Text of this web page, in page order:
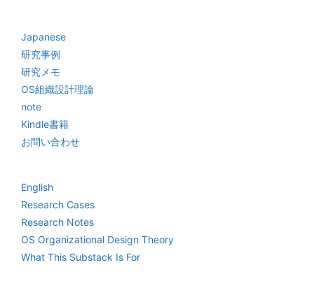
Japanese
研究事例
研究メモ
OS組織設計理論
note
Kindle書籍
お問い合わせ
English
Research Cases
Research Notes
OS Organizational Design Theory
What This Substack Is For